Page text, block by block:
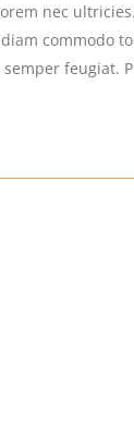
nec
commodo
feugiat.